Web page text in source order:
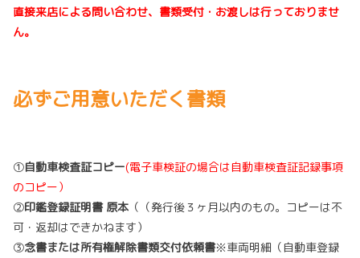
直接来店による問い合わせ、書類受付・お渡しは行っておりませ
ん。
必ずご用意いただく書類
①自動車検査証コピー(電子車検証の場合は自動車検査証記録事項
のコピー）
②印鑑登録証明書 原本 （（発行後３ヶ月以内のもの。コピーは不
可・返却はできかねます）
③念書または所有権解除書類交付依頼書※車両明細（自動車登録